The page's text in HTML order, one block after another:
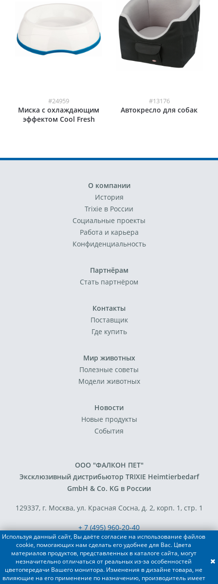
#24959
Миска с охлаждающим
эффектом Cool Fresh
#13176
Автокресло для собак
О компании
История
Trixie в России
Социальные проекты
Работа и карьера
Конфиденциальность
Партнёрам
Стать партнёром
Контакты
Поставщик
Где купить
Мир животных
Полезные советы
Модели животных
Новости
Новые продукты
События
ООО "ФАЛКОН ПЕТ"
Эксклюзивный дистрибьютор TRIXIE Heimtierbedarf
GmbH & Co. KG в России
129337, г. Москва, ул. Красная Сосна, д. 2, корп. 1, стр. 1
+ 7 (495) 960-20-40
+ 7 (495) 122-25-18
Разработка сайта - FACE FAMILY
© 2019-2022 TRIXIE Heimtierbedarf GmbH & Co. KG, ООО "ФАЛКОН
Используя данный сайт, Вы даёте согласие на использование файлов
cookie, помогающих нам сделать его удобнее для Вас. Цвета
материалов продуктов, представленных в каталоге сайта, могут
незначительно отличаться от реальных из-за особенностей
цветопередачи Вашего монитора. Изменения в дизайне товара, не
влияющие на его применение по назначению, производитель имеет